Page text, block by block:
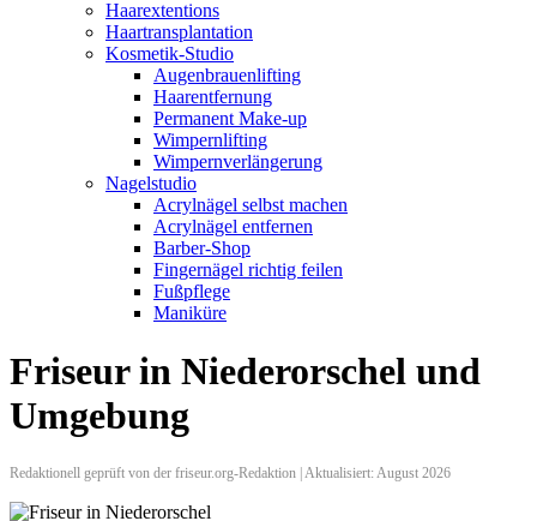
Haarextentions
Haartransplantation
Kosmetik-Studio
Augenbrauenlifting
Haarentfernung
Permanent Make-up
Wimpernlifting
Wimpernverlängerung
Nagelstudio
Acrylnägel selbst machen
Acrylnägel entfernen
Barber-Shop
Fingernägel richtig feilen
Fußpflege
Maniküre
Friseur in Niederorschel und
Umgebung
Redaktionell geprüft von der friseur.org-Redaktion | Aktualisiert: August 2026